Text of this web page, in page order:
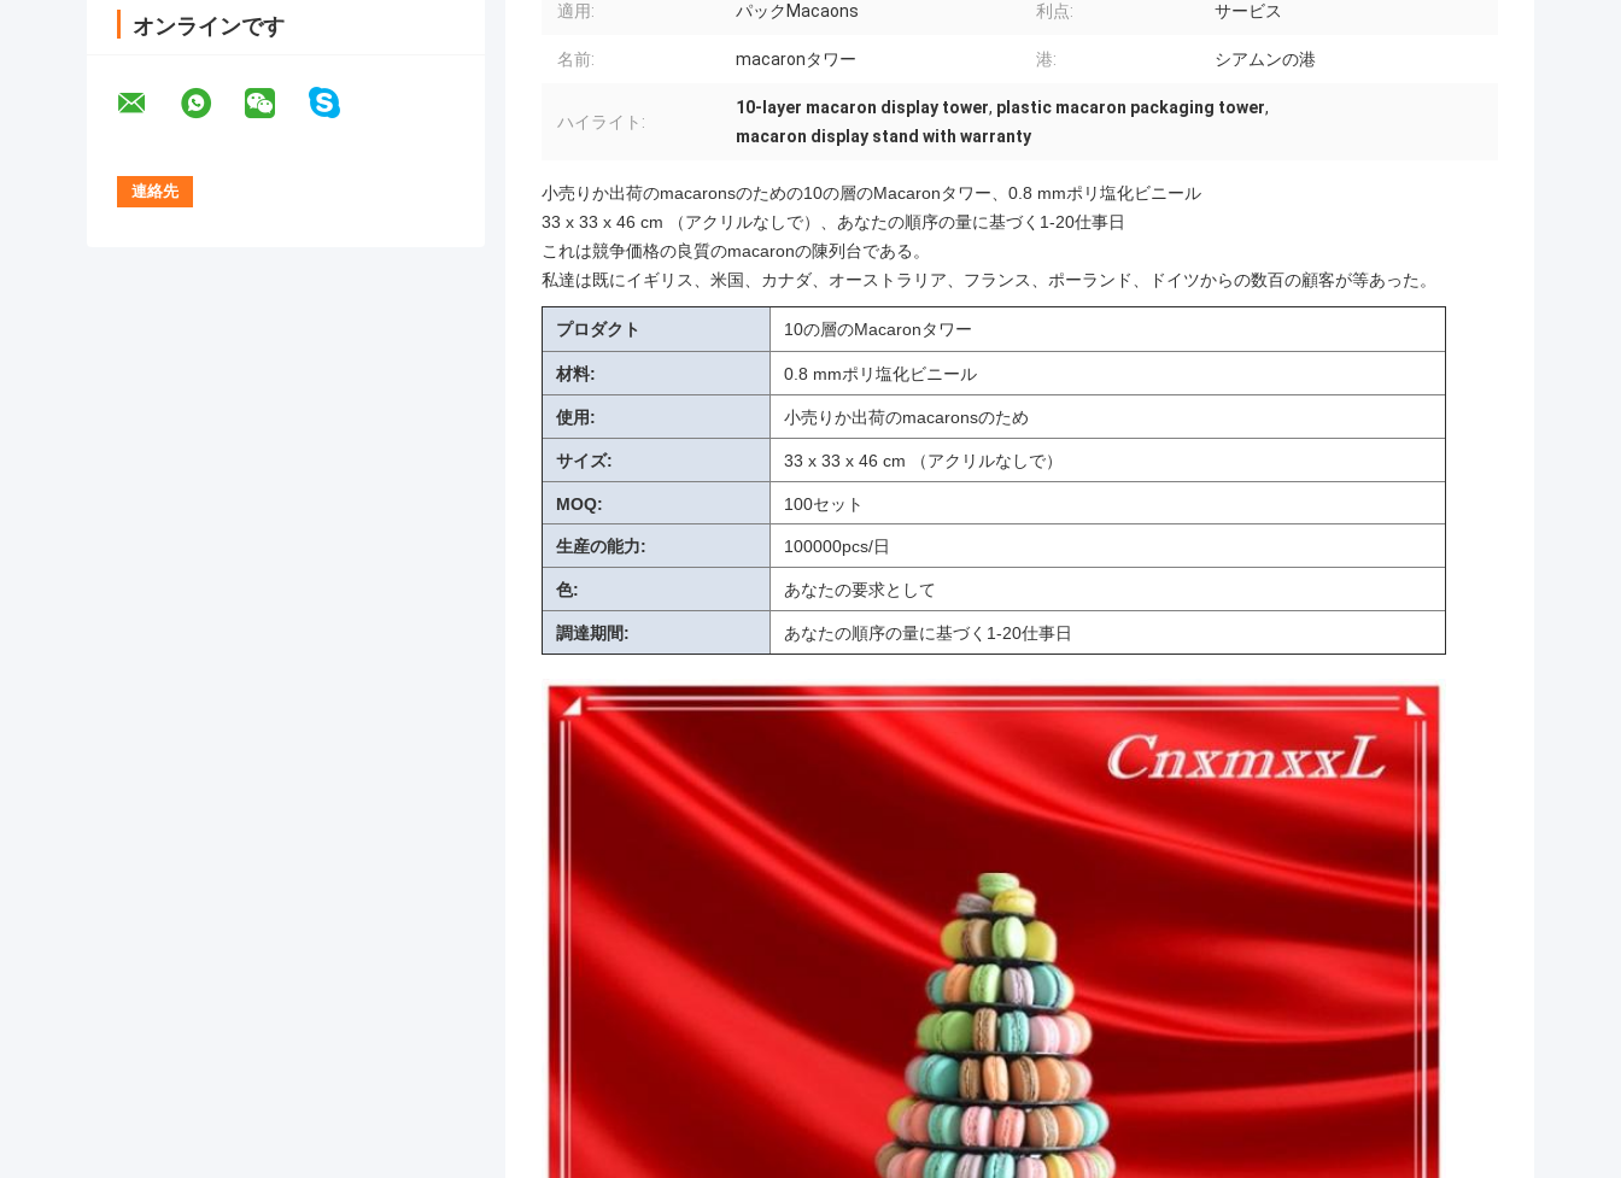
オンラインです
適用: パックMacaons 利点: サービス
名前: macaronタワー 港: シアムンの港
ハイライト:
10-layer macaron display tower, plastic macaron packaging tower,
macaron display stand with warranty
小売りか出荷のmacaronsのための10の層のMacaronタワー、0.8 mmポリ塩化ビニール
33 x 33 x 46 cm （アクリルなしで）、あなたの順序の量に基づく1-20仕事日
これは競争価格の良質のmacaronの陳列台である。
私達は既にイギリス、米国、カナダ、オーストラリア、フランス、ポーランド、ドイツからの数百の顧客が等あった。
プロダクト 10の層のMacaronタワー
材料: 0.8 mmポリ塩化ビニール
使用: 小売りか出荷のmacaronsのため
サイズ: 33 x 33 x 46 cm （アクリルなしで）
MOQ: 100セット
生産の能力: 100000pcs/日
色: あなたの要求として
調達期間: あなたの順序の量に基づく1-20仕事日